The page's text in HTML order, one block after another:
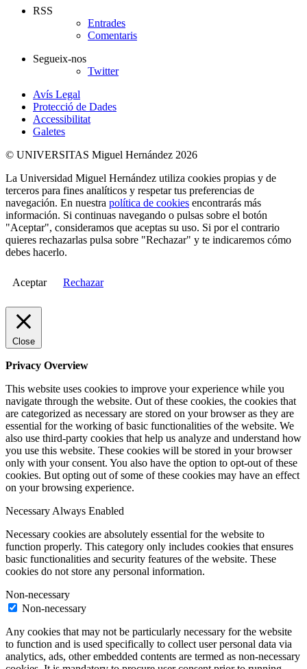
RSS
Entrades
Comentaris
Segueix-nos
Twitter
Avís Legal
Protecció de Dades
Accessibilitat
Galetes
© UNIVERSITAS Miguel Hernández 2026
La Universidad Miguel Hernández utiliza cookies propias y de
terceros para fines analíticos y respetar tus preferencias de
navegación. En nuestra política de cookies encontrarás más
información. Si continuas navegando o pulsas sobre el botón
"Aceptar", consideramos que aceptas su uso. Si por el contrario
quieres rechazarlas pulsa sobre "Rechazar" y te indicaremos cómo
debes hacerlo.
Aceptar Rechazar
Close
Privacy Overview
This website uses cookies to improve your experience while you
navigate through the website. Out of these cookies, the cookies that
are categorized as necessary are stored on your browser as they are
essential for the working of basic functionalities of the website. We
also use third-party cookies that help us analyze and understand how
you use this website. These cookies will be stored in your browser
only with your consent. You also have the option to opt-out of these
cookies. But opting out of some of these cookies may have an effect
on your browsing experience.
Necessary Always Enabled
Necessary cookies are absolutely essential for the website to
function properly. This category only includes cookies that ensures
basic functionalities and security features of the website. These
cookies do not store any personal information.
Non-necessary
Non-necessary
Any cookies that may not be particularly necessary for the website
to function and is used specifically to collect user personal data via
analytics, ads, other embedded contents are termed as non-necessary